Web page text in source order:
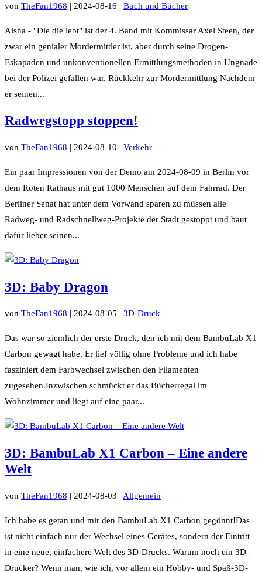
von TheFan1968 | 2024-08-16 | Buch und Bücher
Aisha - "Die die lebt" ist der 4. Band mit Kommissar Axel Steen, der
zwar ein genialer Mordermittler ist, aber durch seine Drogen-
Eskapaden und unkonventionellen Ermittlungsmethoden in Ungnade
bei der Polizei gefallen war. Rückkehr zur Mordermittlung Nachdem
er seinen...
Radwegstopp stoppen!
von TheFan1968 | 2024-08-10 | Verkehr
Ein paar Impressionen von der Demo am 2024-08-09 in Berlin vor
dem Roten Rathaus mit gut 1000 Menschen auf dem Fahrrad. Der
Berliner Senat hat unter dem Vorwand sparen zu müssen alle
Radweg- und Radschnellweg-Projekte der Stadt gestoppt und baut
dafür lieber seinen...
3D: Baby Dragon
von TheFan1968 | 2024-08-05 | 3D-Druck
Das war so ziemlich der erste Druck, den ich mit dem BambuLab X1
Carbon gewagt habe. Er lief völlig ohne Probleme und ich habe
fasziniert dem Farbwechsel zwischen den Filamenten
zugesehen.Inzwischen schmückt er das Bücherregal im
Wohnzimmer und liegt auf eine paar...
3D: BambuLab X1 Carbon – Eine andere
Welt
von TheFan1968 | 2024-08-03 | Allgemein
Ich habe es getan und mir den BambuLab X1 Carbon gegönnt!Das
ist nicht einfach nur der Wechsel eines Gerätes, sondern der Eintritt
in eine neue, einfachere Welt des 3D-Drucks. Warum noch ein 3D-
Drucker? Wenn man, wie ich, vor allem ein Hobby- und Spaß-3D-